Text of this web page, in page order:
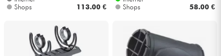
Shops
113.00 €
Shops
58.00 €